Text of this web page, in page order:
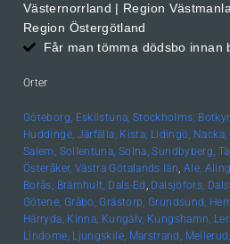
Västernorrland | Region
Region Östergötland
Får man tömma dödsbo innan
Orter
Göteborg, Eskilstuna, Stockholms,
Huddinge, Järfälla, Kista, Lidingö, Nacka,
Salem, Sollentuna, Solna, Sundbyberg,
Österåker, Västra Götalands län, Ale,
Borås, Brämhult, Dals-Ed , Dalsjöfors,
Götene, Gråbo, Grästorp, Grundsund,
Härryda, Kinna, Kungälv, Kungshamn,
Lindome, Ljungskile, Marstrand, Mellerud,